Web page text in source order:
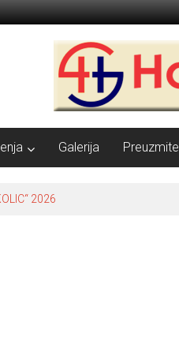
Galerija Preuzmite
2026